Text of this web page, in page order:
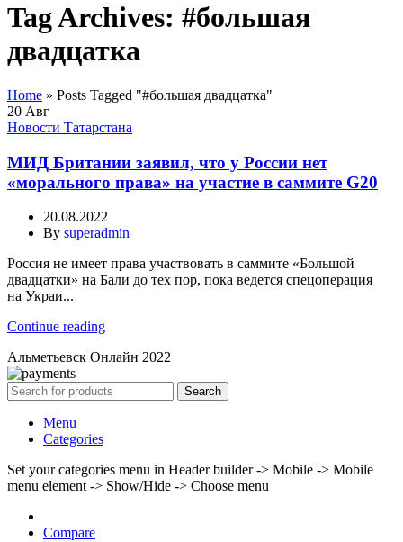
Tag Archives: #большая
двадцатка
Home » Posts Tagged "#большая двадцатка"
20 Авг
Новости Татарстана
МИД Британии заявил, что у России нет
«морального права» на участие в саммите G20
20.08.2022
By superadmin
Россия не имеет права участвовать в саммите «Большой
двадцатки» на Бали до тех пор, пока ведется спецоперация
на Украи...
Continue reading
Альметьевск Онлайн 2022
Search
Menu
Categories
Set your categories menu in Header builder -> Mobile -> Mobile
menu element -> Show/Hide -> Choose menu
Compare